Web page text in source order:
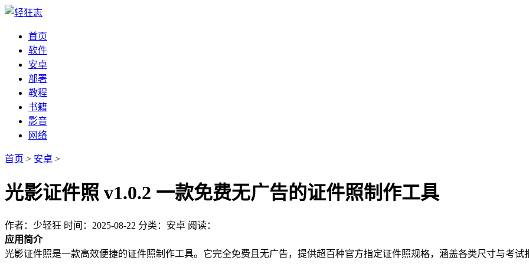
首页
软件
安卓
部署
教程
书籍
影音
网络
首页 > 安卓 >
光影证件照 v1.0.2 一款免费无广告的证件照制作工具
作者：少轻狂 时间：2025-08-22 分类：安卓 阅读：
应用简介
光影证件照是一款高效便捷的证件照制作工具。它完全免费且无广告，提供超百种官方指定证件照规格，涵盖各类尺寸与考试